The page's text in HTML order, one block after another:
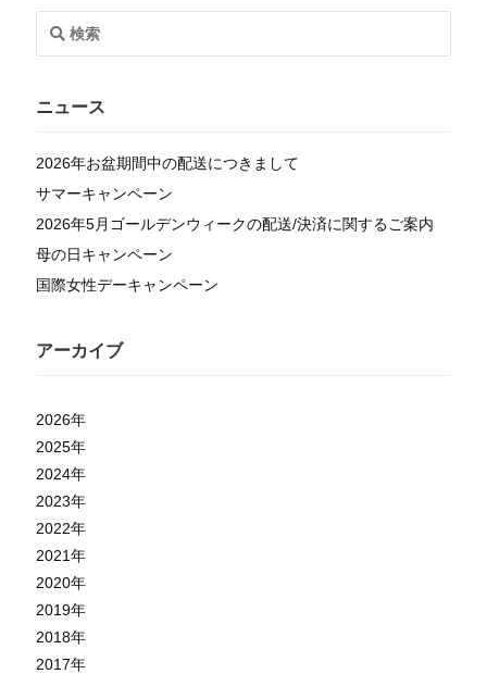
ニュース
2026年お盆期間中の配送につきまして
サマーキャンペーン
2026年5月ゴールデンウィークの配送/決済に関するご案内
母の日キャンペーン
国際女性デーキャンペーン
アーカイブ
2026年
2025年
2024年
2023年
2022年
2021年
2020年
2019年
2018年
2017年